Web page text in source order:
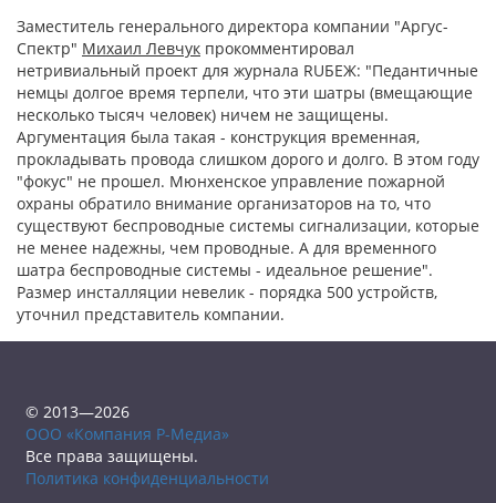
Заместитель генерального директора компании "Аргус-
Спектр" Михаил Левчук прокомментировал
нетривиальный проект для журнала RUБЕЖ: "Педантичные
немцы долгое время терпели, что эти шатры (вмещающие
несколько тысяч человек) ничем не защищены.
Аргументация была такая - конструкция временная,
прокладывать провода слишком дорого и долго. В этом году
"фокус" не прошел. Мюнхенское управление пожарной
охраны обратило внимание организаторов на то, что
существуют беспроводные системы сигнализации, которые
не менее надежны, чем проводные. А для временного
шатра беспроводные системы - идеальное решение".
Размер инсталляции невелик - порядка 500 устройств,
уточнил представитель компании.
© 2013—2026
ООО «Компания Р-Медиа»
Все права защищены.
Политика конфиденциальности